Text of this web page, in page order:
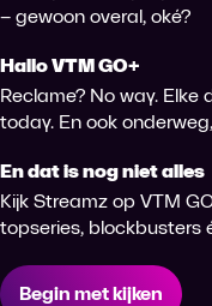
– gewoon overal, oké?
Hallo VTM GO+
Reclame? No way.
today. En ook
En dat is nog niet alles
Kijk Streamz op VTM
topseries, blockbusters
Begin met kijken